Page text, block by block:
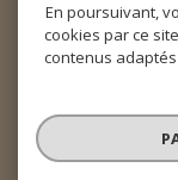
© 2026 | Tous
En poursuivant,
cookies par ce
contenus